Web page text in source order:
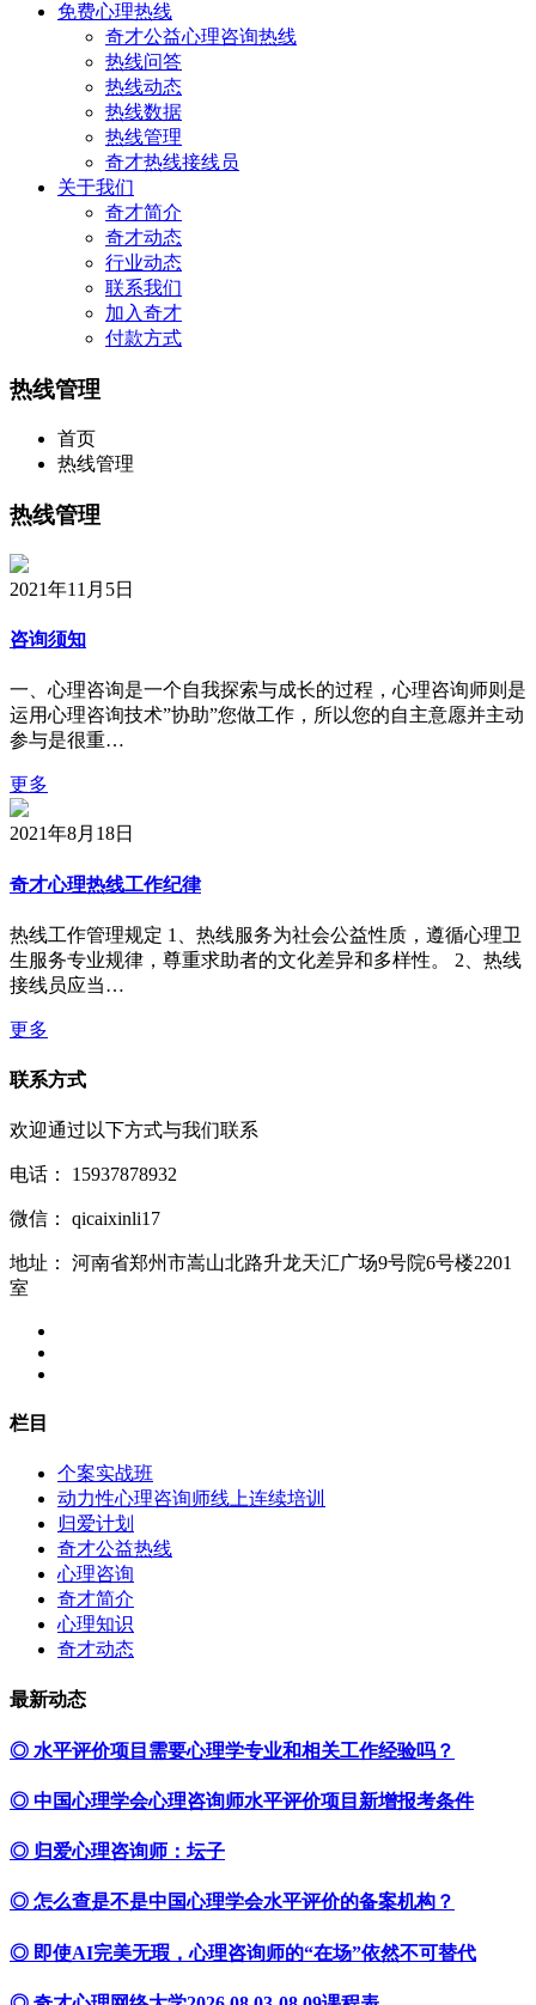
免费心理热线
奇才公益心理咨询热线
热线问答
热线动态
热线数据
热线管理
奇才热线接线员
关于我们
奇才简介
奇才动态
行业动态
联系我们
加入奇才
付款方式
热线管理
首页
热线管理
热线管理
2021年11月5日
咨询须知
一、心理咨询是一个自我探索与成长的过程，心理咨询师则是
运用心理咨询技术”协助”您做工作，所以您的自主意愿并主动
参与是很重…
更多
2021年8月18日
奇才心理热线工作纪律
热线工作管理规定 1、热线服务为社会公益性质，遵循心理卫
生服务专业规律，尊重求助者的文化差异和多样性。 2、热线
接线员应当…
更多
联系方式
欢迎通过以下方式与我们联系
电话： 15937878932
微信： qicaixinli17
地址：
河南省郑州市嵩山北路升龙天汇广场9号院6号楼2201
室
栏目
个案实战班
动力性心理咨询师线上连续培训
归爱计划
奇才公益热线
心理咨询
奇才简介
心理知识
奇才动态
最新动态
◎ 水平评价项目需要心理学专业和相关工作经验吗？
◎ 中国心理学会心理咨询师水平评价项目新增报考条件
◎ 归爱心理咨询师：坛子
◎ 怎么查是不是中国心理学会水平评价的备案机构？
◎ 即使AI完美无瑕，心理咨询师的“在场”依然不可替代